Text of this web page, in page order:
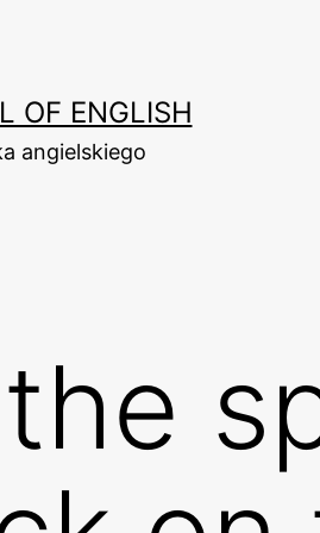
OF ENGLISH
angielskiego